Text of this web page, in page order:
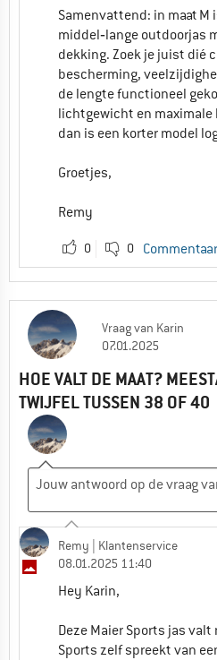
Samenvattend: in maat M
middel‑lange outdoorjas
dekking. Zoek je juist dié
bescherming,
de lengte functioneel
lichtgewicht en
dan is een korter model
Groetjes,
Remy
0 0
Vraagvan Karin
07.01.2025
HOE VALT DE MAAT?
TWIJFEL TUSSEN 38 OF 40
Remy | Klantenservice
08.01.2025 11:40
Hey Karin,
Deze Maier Sports jas valt
Sports zelf spreekt van